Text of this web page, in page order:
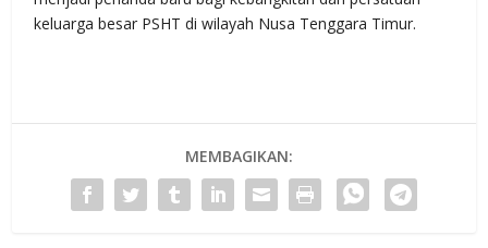
keluarga besar PSHT di wilayah Nusa Tenggara Timur.
MEMBAGIKAN: